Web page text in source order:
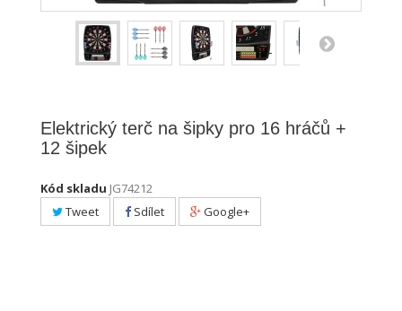
Elektrický terč na šipky pro 16 hráčů +
12 šipek
Kód skladu JG74212
Tweet
Sdílet Google+